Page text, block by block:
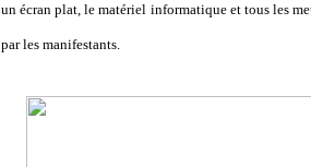
un écran plat, le matériel informatique et tous les
par les manifestants.